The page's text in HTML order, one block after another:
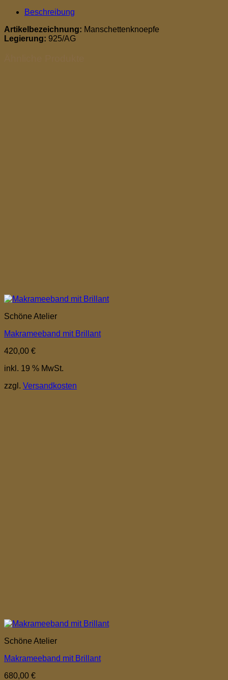
Beschreibung
Artikelbezeichnung: Manschettenknoepfe
Legierung: 925/AG
Schöne Atelier
Makrameeband mit Brillant
420,00 €
inkl. 19 % MwSt.
zzgl. Versandkosten
Schöne Atelier
Makrameeband mit Brillant
680,00 €